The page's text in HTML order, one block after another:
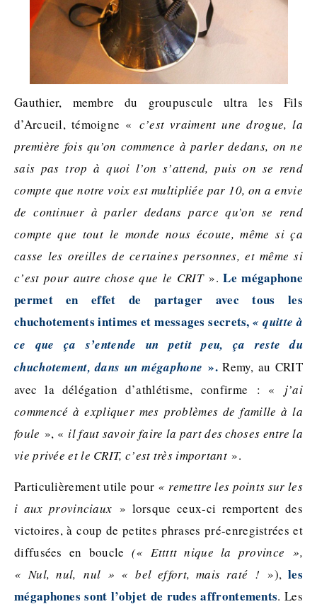
Gauthier, membre du groupuscule ultra les Fils
d’Arcueil, témoigne « c’est vraiment une drogue, la
première fois qu’on commence à parler dedans, on ne
sais pas trop à quoi l’on s’attend, puis on se rend
compte que notre voix est multipliée par 10, on a envie
de continuer à parler dedans parce qu’on se rend
compte que tout le monde nous écoute, même si ça
casse les oreilles de certaines personnes, et même si
c’est pour autre chose que le CRIT».Le mégaphone
permet en effet de partager avec tous les
chuchotements intimes et messages secrets,« quitte à
ce que ça s’entende un petit peu, ça reste du
chuchotement, dans un mégaphone».Remy, au CRIT
avec la délégation d’athlétisme, confirme : « j’ai
commencé à expliquer mes problèmes de famille à la
foule », «il faut savoir faire la part des choses entre la
vie privée et le CRIT, c’est très important».
Particulièrement utile pour « remettre les points sur les
i aux provinciaux » lorsque ceux-ci remportent des
victoires, à coup de petites phrases pré-enregistrées et
diffusées en boucle (« Ettttt nique la province »,
« Nul, nul, nul » « bel effort, mais raté ! »),les
mégaphones sont l’objet de rudes affrontements. Les